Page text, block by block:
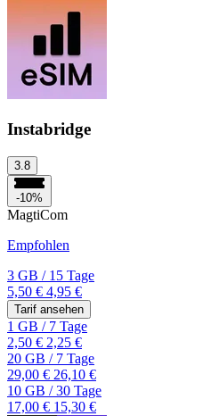
Instabridge
3.8
-10%
MagtiCom
Empfohlen
3 GB /15 Tage
5,50 € 4,95 €
Tarif ansehen
1 GB /7 Tage
2,50 € 2,25 €
20 GB /7 Tage
29,00 € 26,10 €
10 GB /30 Tage
17,00 € 15,30 €